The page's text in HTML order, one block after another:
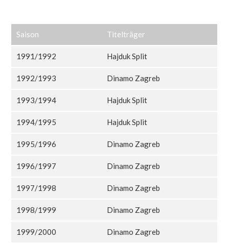
Saison Titelträger
1991/1992 Hajduk Split
1992/1993 Dinamo Zagreb
1993/1994 Hajduk Split
1994/1995 Hajduk Split
1995/1996 Dinamo Zagreb
1996/1997 Dinamo Zagreb
1997/1998 Dinamo Zagreb
1998/1999 Dinamo Zagreb
1999/2000 Dinamo Zagreb